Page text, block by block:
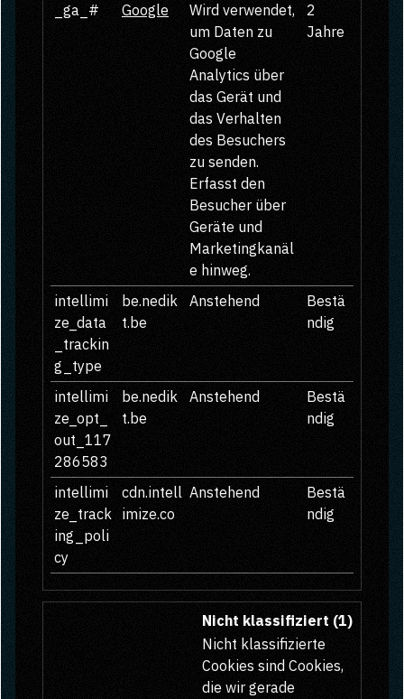
_ga_# Google
Wird verwendet,
um Daten zu
Google
Analytics über
das Gerät und
das Verhalten
des Besuchers
zu senden.
Erfasst den
Besucher über
Geräte und
Marketingkanäl
e hinweg.
2
Jahre
intellimi
ze_data
_trackin
g_type
be.nedik
t.be
Anstehend
Bestä
ndig
intellimi
ze_opt_
out_117
286583
be.nedik
t.be
Anstehend
Bestä
ndig
intellimi
ze_track
ing_poli
cy
cdn.intell
imize.co
Anstehend
Bestä
ndig
Nicht klassifiziert (1)
Nicht klassifizierte
Cookies sind Cookies,
die wir gerade